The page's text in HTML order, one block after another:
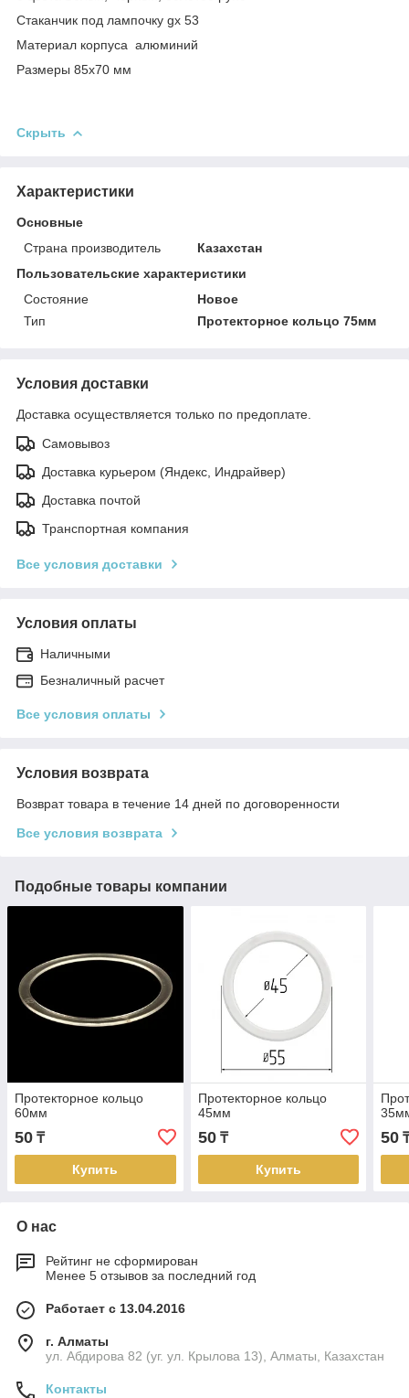
Стаканчик под лампочку gx 53
Материал корпуса алюминий
Размеры 85х70 мм
Скрыть
Характеристики
Основные
Страна производитель
Казахстан
Пользовательские характеристики
Состояние
Новое
Тип
Протекторное кольцо 75мм
Условия доставки
Доставка осуществляется только по предоплате.
Самовывоз
Доставка курьером (Яндекс, Индрайвер)
Доставка почтой
Транспортная компания
Все условия доставки
Условия оплаты
Наличными
Безналичный расчет
Все условия оплаты
Условия возврата
Возврат товара в течение 14 дней по договоренности
Все условия возврата
Подобные товары компании
Протекторное кольцо
60мм
50 ₸
Купить
Протекторное кольцо
45мм
50₸
Купить
50
О нас
Рейтинг не сформирован
Менее 5 отзывов за последний год
Работает с 13.04.2016
г. Алматы
ул. Абдирова 82 (уг. ул. Крылова 13), Алматы, Казахстан
Контакты